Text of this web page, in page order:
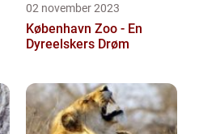
02 november 2023
København Zoo - En
Dyreelskers Drøm